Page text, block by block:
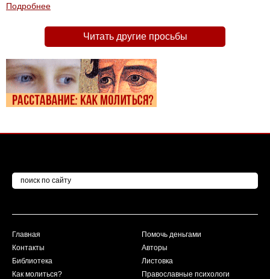
Подробнее
Читать другие просьбы
Главная
Контакты
Библиотека
Как молиться?
Помочь деньгами
Авторы
Листовка
Православные психологи